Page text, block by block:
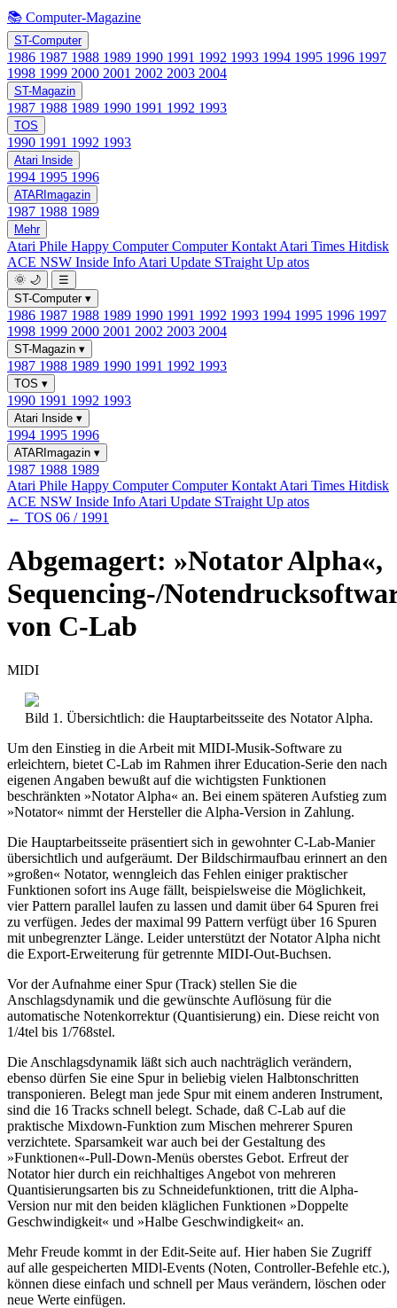
📚 Computer-Magazine
ST-Computer
1986 1987 1988 1989 1990 1991 1992 1993 1994 1995 1996 1997
1998 1999 2000 2001 2002 2003 2004
ST-Magazin
1987 1988 1989 1990 1991 1992 1993
TOS
1990 1991 1992 1993
Atari Inside
1994 1995 1996
ATARImagazin
1987 1988 1989
Mehr
Atari Phile Happy ComputerComputer Kontakt Atari Times Hitdisk
ACE NSW Inside Info Atari Update STraight Up atos
🌞 🌙
☰
ST-Computer ▾
1986 1987 1988 1989 1990 1991 1992 1993 1994 1995 1996 1997
1998 1999 2000 2001 2002 2003 2004
ST-Magazin ▾
1987 1988 1989 1990 1991 1992 1993
TOS ▾
1990 1991 1992 1993
Atari Inside ▾
1994 1995 1996
ATARImagazin ▾
1987 1988 1989
Atari Phile Happy ComputerComputer Kontakt Atari Times Hitdisk
ACE NSW Inside Info Atari Update STraight Up atos
← TOS 06 / 1991
Abgemagert: »Notator Alpha«,
Sequencing-/
von C-Lab
MIDI
Bild 1. Übersichtlich: die Hauptarbeitsseite des Notator Alpha.
Um den Einstieg in die Arbeit mit MIDI-Musik-Software zu
erleichtern, bietet C-Lab im Rahmen ihrer Education-Serie den nach
eigenen Angaben bewußt auf die wichtigsten Funktionen
beschränkten »Notator Alpha« an. Bei einem späteren Aufstieg zum
»Notator« nimmt der Hersteller die Alpha-Version in Zahlung.
Die Hauptarbeitsseite präsentiert sich in gewohnter C-Lab-Manier
übersichtlich und aufgeräumt. Der Bildschirmaufbau erinnert an den
»großen« Notator, wenngleich das Fehlen einiger praktischer
Funktionen sofort ins Auge fällt, beispielsweise die Möglichkeit,
vier Pattern parallel laufen zu lassen und damit über 64 Spuren frei
zu verfügen. Jedes der maximal 99 Pattern verfügt über 16 Spuren
mit unbegrenzter Länge. Leider unterstützt der Notator Alpha nicht
die Export-Erweiterung für getrennte MIDI-Out-Buchsen.
Vor der Aufnahme einer Spur (Track) stellen Sie die
Anschlagsdynamik und die gewünschte Auflösung für die
automatische Notenkorrektur (Quantisierung) ein. Diese reicht von
1/4tel bis 1/768stel.
Die Anschlagsdynamik läßt sich auch nachträglich verändern,
ebenso dürfen Sie eine Spur in beliebig vielen Halbtonschritten
transponieren. Belegt man jede Spur mit einem anderen Instrument,
sind die 16 Tracks schnell belegt. Schade, daß C-Lab auf die
praktische Mixdown-Funktion zum Mischen mehrerer Spuren
verzichtete. Sparsamkeit war auch bei der Gestaltung des
»Funktionen«-Pull-Down-Menüs oberstes Gebot. Erfreut der
Notator hier durch ein reichhaltiges Angebot von mehreren
Quantisierungsarten bis zu Schneidefunktionen, tritt die Alpha-
Version nur mit den beiden kläglichen Funktionen »Doppelte
Geschwindigkeit« und »Halbe Geschwindigkeit« an.
Mehr Freude kommt in der Edit-Seite auf. Hier haben Sie Zugriff
auf alle gespeicherten MIDl-Events (Noten, Controller-Befehle etc.),
können diese einfach und schnell per Maus verändern, löschen oder
neue Werte einfügen.